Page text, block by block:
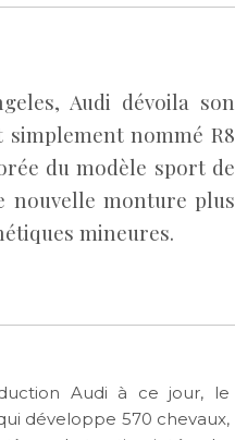
Audi dévoila son
nommé R8
du modèle sport de
nouvelle monture plus
mineures.
Audi à ce jour, le
développe 570 chevaux,